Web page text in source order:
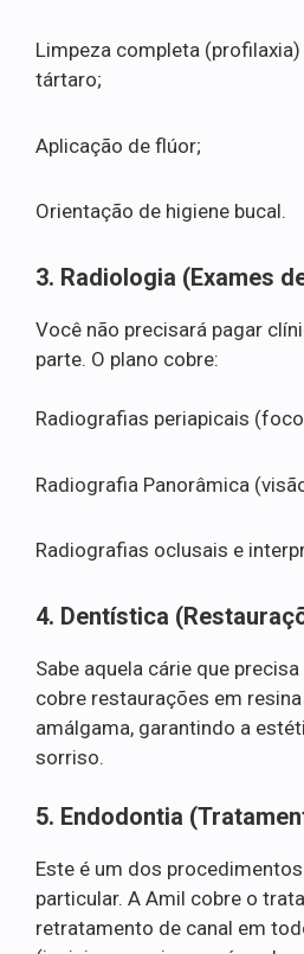
Limpeza completa
tártaro;
Aplicação de flúor;
Orientação de higiene bucal.
3. Radiologia (Exames
Você não precisará pagar
parte. O plano cobre:
Radiografias periapicais
Radiografia Panorâmica
Radiografias oclusais e
4. Dentística
Sabe aquela cárie que
cobre restaurações em
amálgama, garantindo a
sorriso.
5. Endodontia
Este é um dos
particular. A Amil cobre o
retratamento de canal em